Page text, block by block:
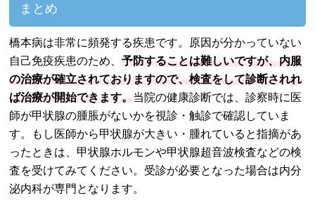
まとめ
橋本病は非常に頻発する疾患です。原因が分かっていない
自己免疫疾患のため、予防することは難しいですが、内服
の治療が確立されておりますので、検査をして診断されれ
ば治療が開始できます。 当院の健康診断では、診察時に医
師が甲状腺の腫脹がないかを視診・触診で確認していま
す。もし医師から甲状腺が大きい・腫れていると指摘があ
ったときは、甲状腺ホルモンや甲状腺超音波検査などの検
査を受けてみてください。受診が必要となった場合は内分
泌内科が専門となります。